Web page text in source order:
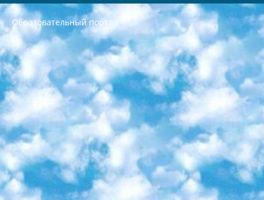
Образовательный портал
РЕСПУБЛИКА УЗБЕКИСТАН МИНИСТРЕРСТВО ДОШКОЛЬНОГО И ШКОЛЬНОГО ОБРАЗОВАНИЯ КОМАНДА в общеобразовательных учреждениях в 2023-2024 учебном году организация и проведение итоговой государственной аттестации обучающихся о Министра дошкольного и школьного образования Республики Узбекистан от 4 марта 2008 года (постановлением Минюста от 20 марта 2008 года № 1778 государственной регистрации) «Итоговое состояние учащихся общего среднего образования на основании положения об утверждении положения об аттестации общего среднего образования выпускной экзамен студентов в образовательных учреждениях в 2023-2024 учебном году В целях организации и прохождения аттестации приказываю: 1. Следующее: перечень предметов, по которым будет проводиться итоговая государственная аттестация и экзамен формы перевода согласно приложению 1; сертификаты международного образца, оценивающие уровень владения иностранными языками перечень согласно приложению 2; 2. Педагогический при специализированных образовательных учреждениях. научно-практический центр квалификации и международной оценки (Д.Давидова) 2024 г. До 25 марта: задания по предметам, по которым будет проводиться итоговая аттестация разработка и утверждение технических условий; итоговая аттестация на основании разработанного предметного задания разработка вопросов по предметам (устно и письменно), экзамен передача; общеобразовательные средние школы и специальные учебные заведения учащиеся выпускных классов школ и интернатов в агентской системе подготовка базы данных экзаменационных материалов и критериев оценки; перевод базы экзаменационных материалов на все языки обучения подать в Республиканский образовательный центр для изготовления; варианты экзаменов на основе разработанных контрольных материалов пусть будут поставлены задачи формирования. 3. Республиканский образовательный центр (Ш.Худайкулов) до 5 апреля 2024 года. до: база данных предоставленных экзаменационных материалов на все языки обучения перевод и экспертиза; для слепых, слабовидящих, глухих, слабослышащих и умственно отсталых детей учащиеся выпускных классов специализированных школ и школ-интернатов база данных экзаменационных материалов на всех преподаваемых языках подготовка критериев оценки; специализированные школы для умственно отсталых детей и технологии для учащихся выпускных классов школ-интернатов разработка соответствующих рекомендаций и критериев проведения ЕГЭ по естествознанию давать задания. 4. Педагогический при специализированных образовательных учреждениях. Научно-практический центр навыков и международной оценки (Д.Давидова), Республика образовательный центр (Худайкулов Ш.) итоговый государственный аттестационный экзамен ориентирован на творческое и логическое мышление при подготовке базы материалов учитывать введение заданий. 5. Следует отметить, что: сертификат государственного образца о знании общеобразовательного предмета и как минимум национальный уровень B1 по предметам на иностранных языках, указанным в Приложении 2. или международно признанный сертификат эквивалентного уровня студенты, изучающие определенный предмет, освобождаются от экзамена; по соответствующим предметам запланирована итоговая государственная аттестация за день до дня, путем жеребьевки Рабочей группой (в письменной форме по предметам, проводимым в форме) из числа сформированных вариантов выбрано 2 варианта; 2 выбранных варианта экзамена анонсированы на официальном сайте министерства и все выпускники по всей стране на основе этих вариантов проводит итоговую государственную аттестацию. 6. Государственное образование учащихся средних общеобразовательных учреждений. знания в соответствии с квалификационными требованиями, которые необходимо приобрести на основании стандартов итоговый (выпускной) контроль для 9 и 11 классов в целях тестирования Экзамены (далее – экзамены) состоят из предметов, перечисленных в приложении 1. будет сделано. 7. Экзамены пройдут с 26 мая по 15 июня 2024 г. (кроме науки физического воспитания). 8. Физическая для учащихся 9 классов общесредних образовательных учреждений. Экзамены по предмету «Образование, квалификация медицина» 1-6 мая 2024 года. сотрудники перевести под присмотр (с отклонениями в физическом или умственном развитии) специализированная школа для детей, школы-интернаты и со сколиозом школы-интернаты санаторного типа для больных детей исключены). 9. Он был слепым, слабовидящим и имел нарушения опорно-двигательного аппарата. экзамены в специализированных школах и интернатах для детей должны проводиться исходя из требований, предъявляемых к общеобразовательным учреждениям (физкультура кроме науки). 10. Специализированная школа для глухих и слабослышащих детей. и экзамены в интернатах и быть реализован в виде письменного теста по математике. 11. Специальность для умственно отсталых детей. Для 9 класса Родной язык и литературное письмо Государственный язык (язык обучения – узбекский). для неклассов) написано Математическое письмо Письменная/устная история Узбекистана Физическое воспитание практично Итоговый контроль Для 11 класса Написание родного языка и литературы (эссе) Математическое письмо Узбекский язык (обучение на узбекском языке) не посещающее общее среднее образование для учреждений)/Образовательное учреждение выбор письменный и устный Иностранный язык письменный/устный Письменная/устная история Узбекистана *По выбору студента:  Химия  Физика  Основы государственного права  География 10 бесплатных образовательных ресурсов - Мы составили подборку онлайн-проектов с интерактивными упражнениями, видеолекциями и статьями. Они помогут вам обрести новые и освежить старые знания бесплатно. 1. «ИНТУИТ» Старейшая образовательная площадка Рунета. Здесь вы найдёте сотни текстовых и видеокурсов на десятки различных тем — от программирования до психологии. Многие курсы подготовлены российскими университетами и крупными международными компаниями вроде Intel и Microsoft. Самостоятельное обучение бесплатное, но желающие могут оплатить услуги персональных наставников. 2. «Смартия» знакомит с актуальными профессиями и подсказывает, как им обучаться. Выбрав заинтересовавшую вас специальность — SMM-специалист, фотограф, веб-дизайнер или другую, — увидите список необходимых для неё умений. Чтобы вы могли освоить их самостоятельно, для каждого умения площадка отображает подборку ссылок на учебные материалы. Хотя «Смартия» ориентируется на русскоязычную аудиторию, часть контента всё же доступна только на английском. 3. «Лекторий Физтеха» Проект Московского физико-технического института (Физтеха). С его помощью вы можете смотреть онлайн серии лекций, записанные на видео в этом вузе. В числе доступных предметов — физика, биология, химия, информационные технологии и другие. К некоторым лекциям администрация ресурса прилагает готовые конспекты, которые можно скачивать в PDF-формате. 4. ITMOcourses Онлайн-площадка Санкт-Петербургского национального исследовательского университета информационных технологий, механики и оптики (ИТМО). Ресурс предоставляет свободный доступ к курсам, разработанным в этом вузе. Каталог материалов разбит на четыре категории: «Оптические системы и технологии», «Приборостроение и робототехника», «Информационные технологии» и «Биотехнологии». Курсы состоят из видеолекций, интерактивных демонстраций и заданий. 5. «КиберЛенинка» Электронная научная библиотека открытого доступа. Каталог площадки регулярно обрастает текстами статей из различных научных изданий. Сгруппированные по журналам и рубрикам публикации можно читать онлайн или скачивать целиком в PDF-формате. Проект нацелен на популяризацию науки за счёт открытого доступа к качественной информации. 6. «ПостНаука» На этом ресурсе публикуют подборки видеолекций, составленные экспертами из разных отраслей и объединённые общими темами. Среди них, к примеру, есть серии «Биоинформатика и геномика», «Культура средневековой Скандинавии» и Cinema Studies о теории кино. Каждая подборка лекций — логически связанная история, рассказанная экспертом от первого лица. Кроме того, на сайте появляются научно-образовательные статьи и тесты на разные темы. 7. «Newочём» Команда проекта «Newочём» отбирает самые интересные тексты из англоязычных СМИ и переводит те из них, за которые голосуют участники сообщества «ВКонтакте». По большей части это научно-популярные статьи. Редакторы придумывают лишь заголовки, в остальном содержание переводов соответствует оригиналам. Полные тексты можно читать прямо в социальной сети. 8. InternetUrok Онлайн-база материалов по основным дисциплинам школьной программы. Информация на сайте структурирована по классам, предметам и темам (урокам). Каждый урок состоит из видеолекций и конспектов. Есть также интерактивные тренажёры и тесты для закрепления пройденного материала. Даже если вы давно окончили школу, возможность повторить программу старших классов всегда может пригодиться. 9. Edutainme Ещё один ресурс об образовании. В отличие от Newtonew, как мне кажется, Edutainme больше ориентируется на представителей индустрии: педагогов, предпринимателей, разработчиков образовательных проектов. Но и любой, кто просто стремится к саморазвитию, найдёт на сайте много полезного и интересного для себя. Например, информацию о новых курсах и образовательных сервисах. 10. Newtonew Онлайн-медиа об образовании и обучении в широком смысле. Авторы Newtonew пишут об инструментах, заведениях, тактиках и стратегиях, которые помогают учить других и получать новые знания самостоятельно. На этой площадке вы найдёте новости, обзоры, аналитические мат